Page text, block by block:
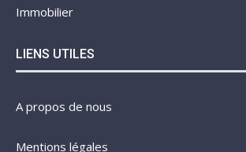
Immobilier
LIENS UTILES
A propos de nous
Mentions légales